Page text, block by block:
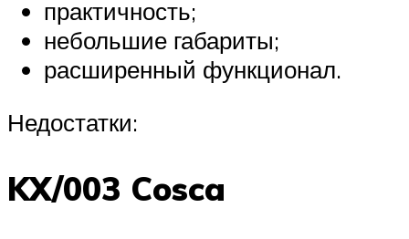
практичность;
небольшие габариты;
расширенный функционал.
Недостатки:
KX/003 Cosca